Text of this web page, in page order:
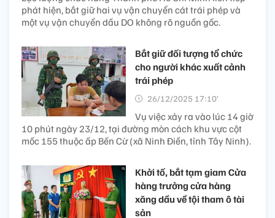
phát hiện, bắt giữ hai vụ vận chuyển cát trái phép và
một vụ vận chuyển dầu DO không rõ nguồn gốc.
Bắt giữ đối tượng tổ chức
cho người khác xuất cảnh
trái phép
26/12/2025 17:10’
Vụ việc xảy ra vào lúc 14 giờ
10 phút ngày 23/12, tại đường mòn cách khu vực cột
mốc 155 thuộc ấp Bến Cừ (xã Ninh Điền, tỉnh Tây Ninh).
Khởi tố, bắt tạm giam Cửa
hàng trưởng cửa hàng
xăng dầu về tội tham ô tài
sản